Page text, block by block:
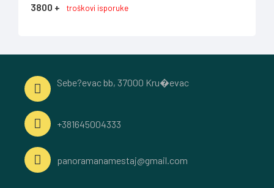
3800 +
troškovi isporuke
Sebe?evac bb, 37000 Kru�evac
+381645004333
panoramanamestaj@gmail.com